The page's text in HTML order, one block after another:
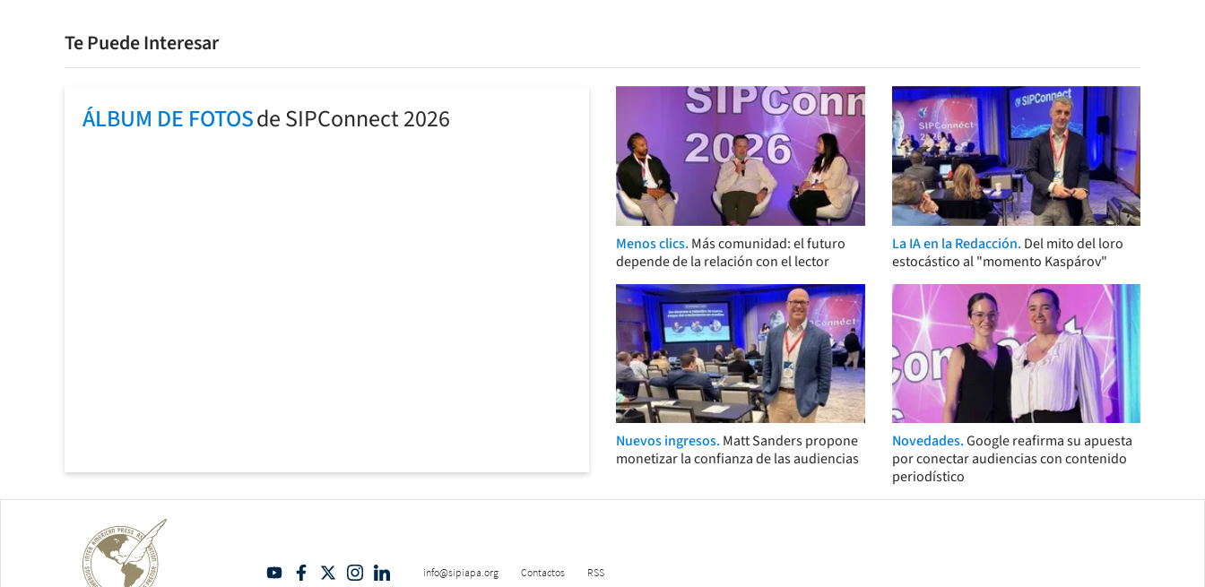
Te Puede Interesar
ÁLBUM DE FOTOSde SIPConnect 2026
Menos clics. Más comunidad: el futuro
depende de la relación con el lector
La IA en la Redacción. Del mito del loro
estocástico al "momento Kaspárov"
Nuevos ingresos. Matt Sanders propone
monetizar la confianza de las audiencias
Novedades.Google reafirma su apuesta
por conectar audiencias con contenido
periodístico
info@sipiapa.org Contactos RSS